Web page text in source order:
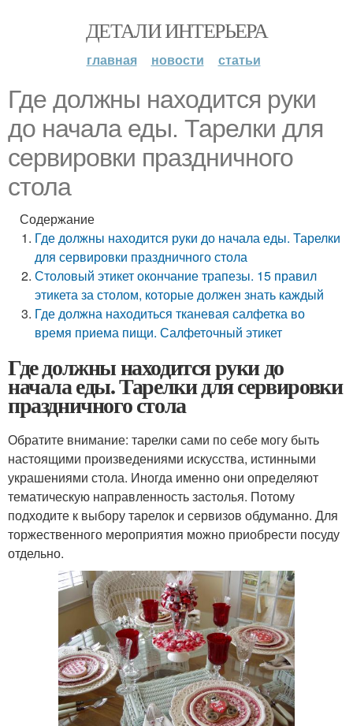
ДЕТАЛИ ИНТЕРЬЕРА
главная новости статьи
Где должны находится руки
до начала еды. Тарелки для
сервировки праздничного
стола
Содержание
Где должны находится руки до начала еды. Тарелки
для сервировки праздничного стола
Столовый этикет окончание трапезы. 15 правил
этикета за столом, которые должен знать каждый
Где должна находиться тканевая салфетка во
время приема пищи. Салфеточный этикет
Где должны находится руки до
начала еды. Тарелки для сервировки
праздничного стола
Обратите внимание: тарелки сами по себе могу быть
настоящими произведениями искусства, истинными
украшениями стола. Иногда именно они определяют
тематическую направленность застолья. Потому
подходите к выбору тарелок и сервизов обдуманно. Для
торжественного мероприятия можно приобрести посуду
отдельно.